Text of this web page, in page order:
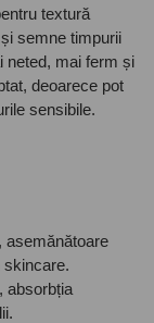
textură
semne timpurii
neted, mai ferm și
deoarece pot
sensibile.
asemănătoare
skincare.
absorbția